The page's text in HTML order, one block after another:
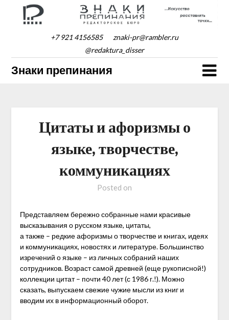
+7 921 4156585
znaki-pr@rambler.ru
@redaktura_disser
Знаки препинания
Цитаты и афоризмы о
языке, творчестве,
коммуникациях
Posted on
Представляем бережно собранные нами красивые
высказывания о русском языке, цитаты,
а также – редкие афоризмы о творчестве и книгах, идеях
и коммуникациях, новостях и литературе. Большинство
изречений о языке – из личных собраний наших
сотрудников. Возраст самой древней (еще рукописной!)
коллекции цитат – почти 40 лет (с 1986 г.!). Можно
сказать, выпускаем свежие чужие мысли из книг и
вводим их в информационный оборот.